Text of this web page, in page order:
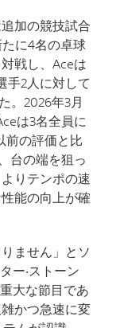
加の競技試合
に4名の卓球
戦し、 Aceは
手2人に対して
。 2026年3月
は3名全員に
前の評価と比
台の端を狙っ
りテンポの速
能の向上が確
ません」とソ
ー‧ストーン
大な節目であ
かつ急速に変